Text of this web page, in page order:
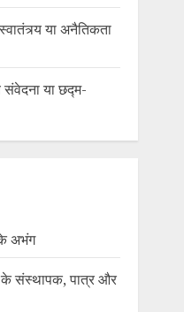
या अनैतिकता
संवेदना या छद्म-
अभंग
के संस्थापक, पात्र और